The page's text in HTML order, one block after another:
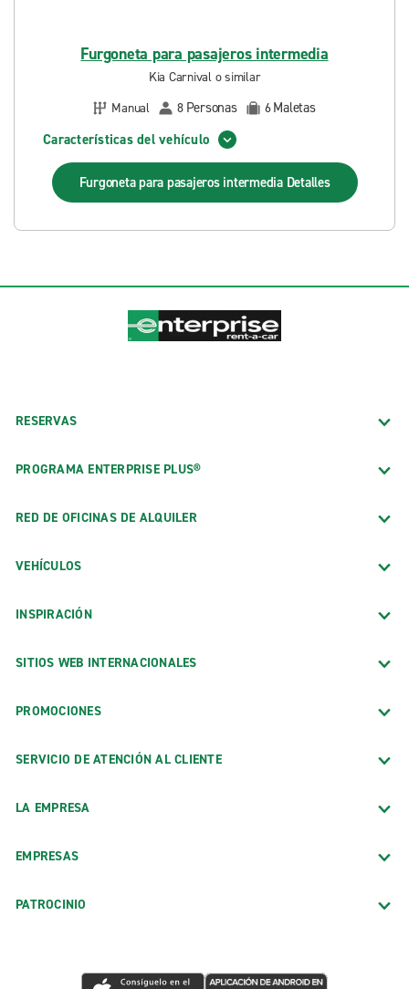
Furgoneta para pasajeros intermedia
Kia Carnival o similar
Manual
8 Personas 6Maletas
Características del vehículo
Furgoneta para pasajeros intermedia Detalles
RESERVAS
PROGRAMA ENTERPRISE PLUS®
RED DE OFICINAS DE ALQUILER
VEHÍCULOS
INSPIRACIÓN
SITIOS WEB INTERNACIONALES
PROMOCIONES
SERVICIO DE ATENCIÓN AL CLIENTE
LA EMPRESA
EMPRESAS
PATROCINIO